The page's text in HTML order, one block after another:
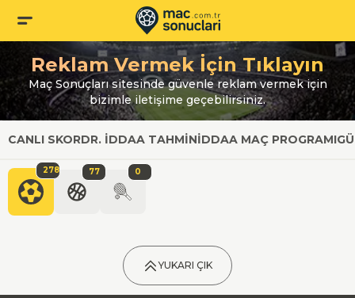
Reklam Vermek İçin Tıklayın
Maç Sonuçları sitesinde güvenle reklam vermek için
bizimle iletişime geçebilirsiniz.
CANLI SKORDR. İDDAA TAHMINİDDAA MAÇ PROGRAMI
278 77 0
YUKARI ÇIK